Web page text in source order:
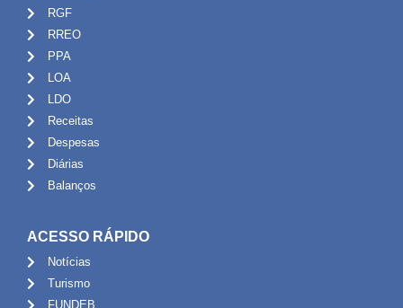
RGF
RREO
PPA
LOA
LDO
Receitas
Despesas
Diárias
Balanços
ACESSO RÁPIDO
Notícias
Turismo
FUNDEB